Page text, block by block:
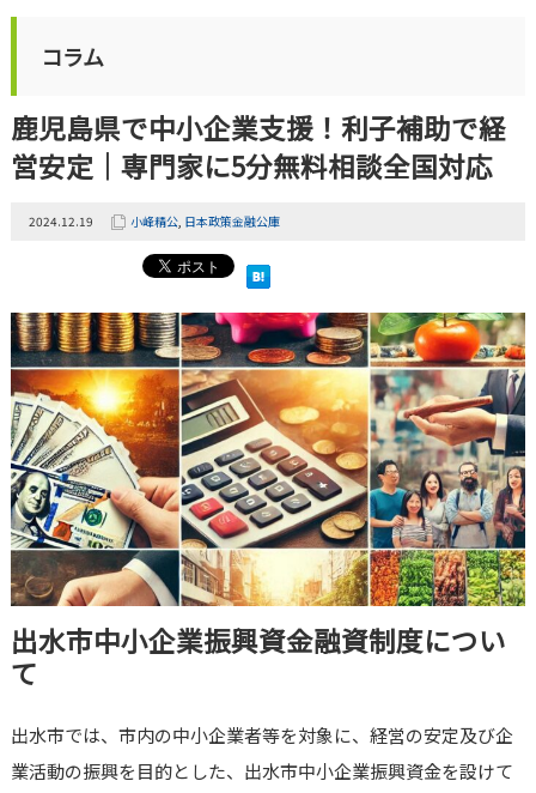
コラム
鹿児島県で中小企業支援！利子補助で経
営安定｜専門家に5分無料相談全国対応
2024.12.19 小峰精公, 日本政策金融公庫
出水市中小企業振興資金融資制度につい
て
出水市では、市内の中小企業者等を対象に、経営の安定及び企
業活動の振興を目的とした、出水市中小企業振興資金を設けて